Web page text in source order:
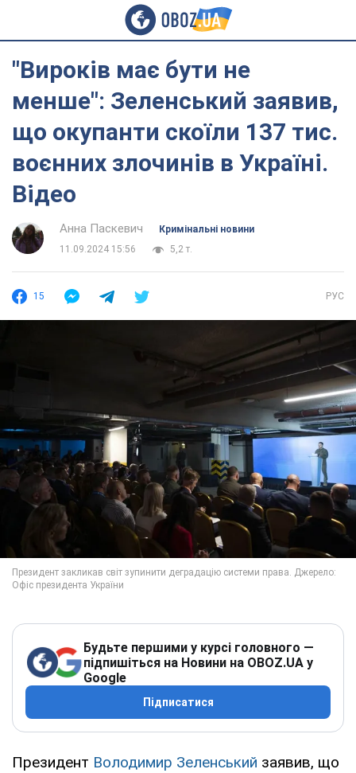
"Вироків має бути не
менше": Зеленський заявив,
що окупанти скоїли 137 тис.
воєнних злочинів в Україні.
Відео
Анна Паскевич
Кримінальні новини
11.09.2024 15:56
5,2 т.
15 РУС
Будьте першими у курсі головного —
підпишіться на Новини на OBOZ.UA у
Google
Підписатися
Президент Володимир Зеленський заявив, що